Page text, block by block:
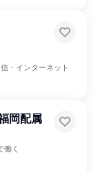
・インターネット
岡配属
働く